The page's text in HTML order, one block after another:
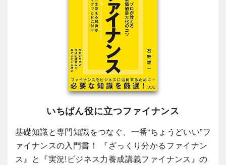
いちばん役に立つファイナンス
基礎知識と専門知識をつなぐ、一番“ちょうどいい”フ
ァイナンスの入門書！ 『ざっくり分かるファイナン
ス』と『実況!ビジネス力養成講義ファイナンス』の